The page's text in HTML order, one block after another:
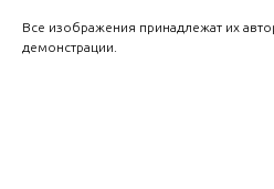
Все изображения принадлежат их
демонстрации.